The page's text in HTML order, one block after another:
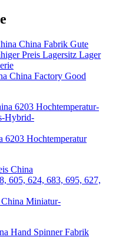
China Factory Good
Hochtemperatur
Miniatur-